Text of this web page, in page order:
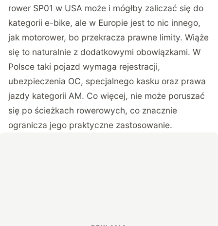
rower SP01 w USA może i mógłby zaliczać się do
kategorii e-bike, ale w Europie jest to nic innego,
jak motorower, bo przekracza prawne limity. Wiąże
się to naturalnie z dodatkowymi obowiązkami. W
Polsce taki pojazd wymaga rejestracji,
ubezpieczenia OC, specjalnego kasku oraz prawa
jazdy kategorii AM. Co więcej, nie może poruszać
się po ścieżkach rowerowych, co znacznie
ogranicza jego praktyczne zastosowanie.